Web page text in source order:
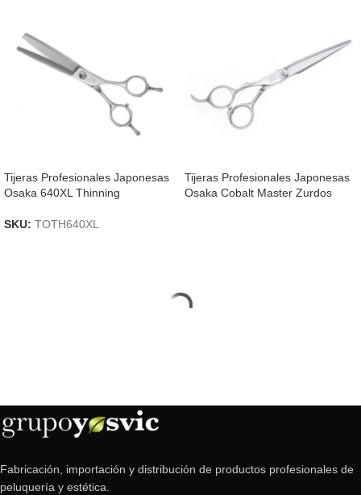
Tijeras Profesionales Japonesas
Osaka 640XL Thinning
SKU: TOTH640XL
Tijeras Profesionales Japonesas
Osaka Cobalt Master Zurdos
Fabricación, importación y distribución de productos profesionales de
peluquería y estética.